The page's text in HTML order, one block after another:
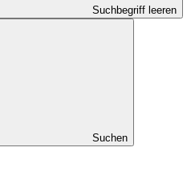
Suchbegriff leeren
Suchen